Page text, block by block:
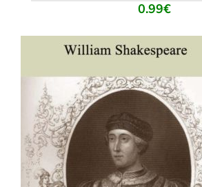
0.99€
AJOUTER AU PANIER / DÉTAILS